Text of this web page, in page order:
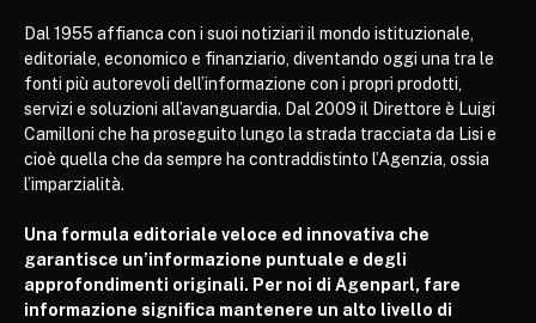
Dal 1955 affianca con i suoi notiziari il mondo istituzionale,
editoriale, economico e finanziario, diventando oggi una tra le
fonti più autorevoli dell’informazione con i propri prodotti,
servizi e soluzioni all’avanguardia. Dal 2009 il Direttore è Luigi
Camilloni che ha proseguito lungo la strada tracciata da Lisi e
cioè quella che da sempre ha contraddistinto l’Agenzia, ossia
l’imparzialità.
Una formula editoriale veloce ed innovativa che
garantisce un’informazione puntuale e degli
approfondimenti originali. Per noi di Agenparl, fare
informazione significa mantenere un alto livello di